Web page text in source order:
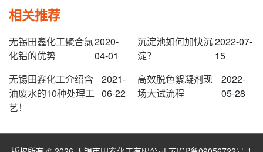
相关推荐
无锡田鑫化工聚合氯
化铝的优势
2020-
04-01
沉淀池如何加快沉
淀？
2022-07-
15
无锡田鑫化工介绍含
油废水的10种处理工
艺！
2021-
06-22
高效脱色絮凝剂现
场大试流程
2022-
05-28